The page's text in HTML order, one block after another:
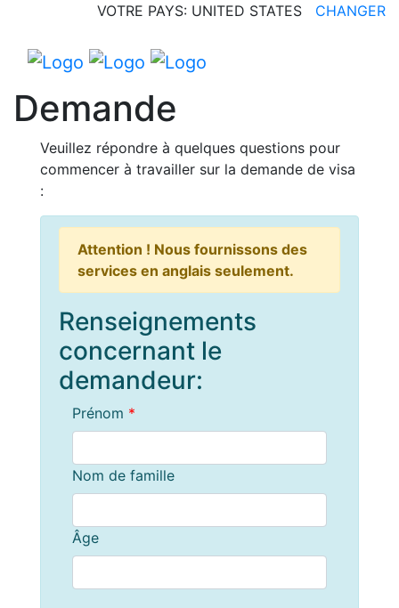
VOTRE PAYS: UNITED STATES CHANGER
Demande
Veuillez répondre à quelques questions pour
commencer à travailler sur la demande de visa
:
Attention ! Nous fournissons des
services en anglais seulement.
Renseignements
concernant le
demandeur:
Prénom *
Nom de famille
Âge